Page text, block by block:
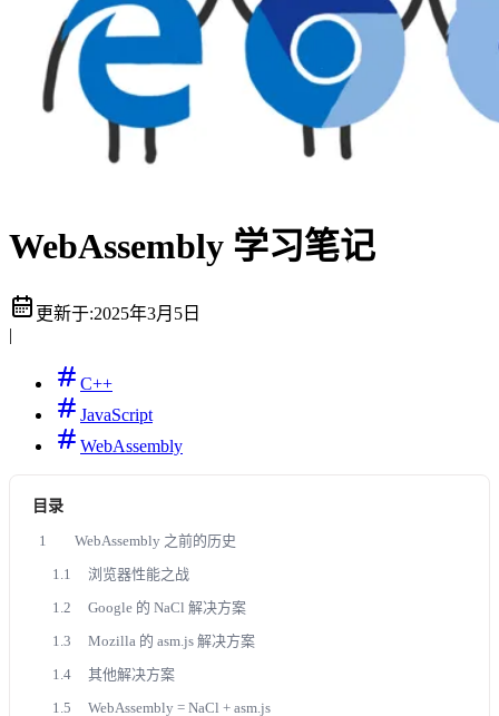
WebAssembly 学习笔记
更新于:2025年3月5日
|
C++
JavaScript
WebAssembly
目录
1
WebAssembly 之前的历史
1.1
浏览器性能之战
1.2
Google 的 NaCl 解决方案
1.3
Mozilla 的 asm.js 解决方案
1.4
其他解决方案
1.5
WebAssembly = NaCl + asm.js